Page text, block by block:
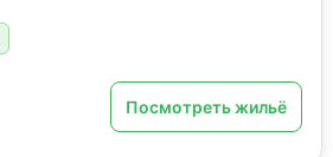
Посмотреть жильё